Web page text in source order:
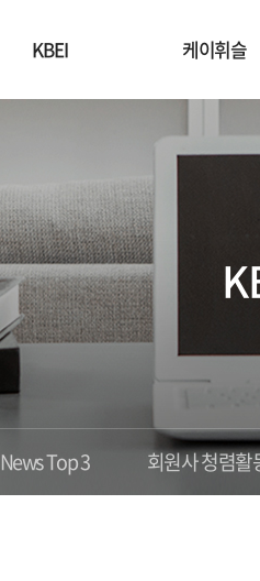
KBEI 케이휘슬
News Top 3 회원사 청렴활